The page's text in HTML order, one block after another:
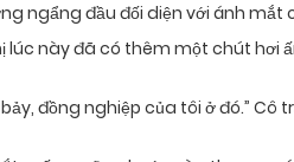
ngẩng đầu đối diện với ánh
lúc này đã có thêm một chút hơi
đồng nghiệp của tôi ở đó.” Cô